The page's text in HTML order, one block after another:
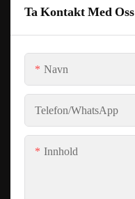
Ta Kontakt Med Oss
Navn
Telefon/whatsApp
Innhold